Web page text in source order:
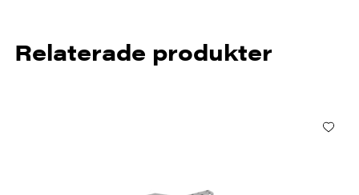
Relaterade produkter